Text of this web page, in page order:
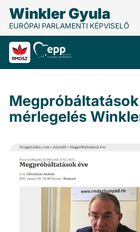
Winkler Gyula
EURÓPAI PARLAMENTI KÉPVISELŐ
mérlegelés